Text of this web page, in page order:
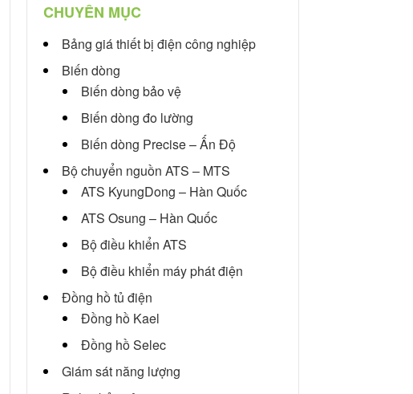
CHUYÊN MỤC
Bảng giá thiết bị điện công nghiệp
Biến dòng
Biến dòng bảo vệ
Biến dòng đo lường
Biến dòng Precise – Ấn Độ
Bộ chuyển nguồn ATS – MTS
ATS KyungDong – Hàn Quốc
ATS Osung – Hàn Quốc
Bộ điều khiển ATS
Bộ điều khiển máy phát điện
Đồng hồ tủ điện
Đồng hồ Kael
Đồng hồ Selec
Giám sát năng lượng